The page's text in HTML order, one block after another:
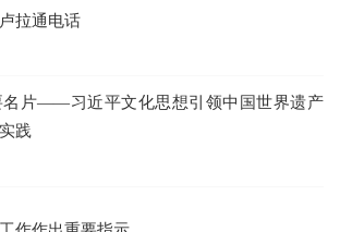
拉通电话
名片——习近平文化思想引领中国世界遗产
践